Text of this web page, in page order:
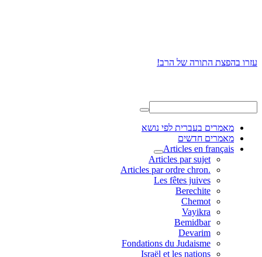
עזרו בהפצת התורה של הרב!
מאמרים בעברית לפי נושא
מאמרים חדשים
Articles en français
Articles par sujet
.Articles par ordre chron
Les fêtes juives
Berechite
Chemot
Vayikra
Bemidbar
Devarim
Fondations du Judaisme
Israël et les nations